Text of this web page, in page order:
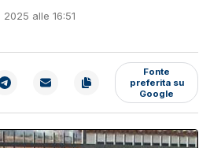
alle 16:51
Fonte
preferita su
Google